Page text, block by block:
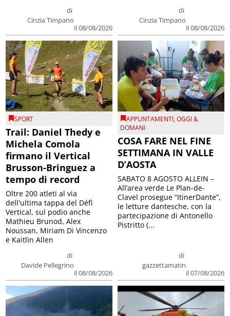
di
Cinzia Timpano
il 08/08/2026
di
Cinzia Timpano
il 08/08/2026
SPORT
Trail: Daniel Thedy e
Michela Comola
firmano il Vertical
Brusson-Bringuez a
tempo di record
di
Davide Pellegrino
il 08/08/2026
Oltre 200 atleti al via
dell'ultima tappa del Défì
Vertical, sul podio anche
Mathieu Brunod, Alex
Noussan, Miriam Di Vincenzo
e Kaitlin Allen
APPUNTAMENTI,OGGI &
DOMANI
COSA FARE NEL FINE
SETTIMANA IN VALLE
D’AOSTA
di
gazzettamatin
il 07/08/2026
SABATO 8 AGOSTO ALLEIN –
All’area verde Le Plan-de-
Clavel prosegue “ItinerDante”,
le letture dantesche, con la
partecipazione di Antonello
Pistritto (...